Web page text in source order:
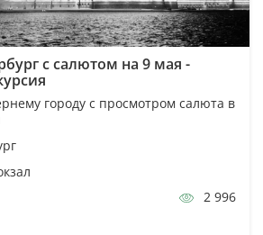
с салютом на 9 мая -
городу с просмотром салюта в
2 996